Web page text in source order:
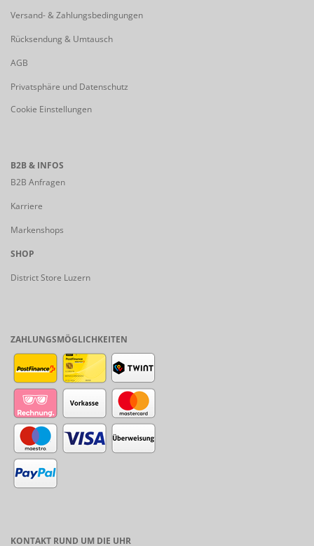
Versand- & Zahlungsbedingungen
Rücksendung & Umtausch
AGB
Privatsphäre und Datenschutz
Cookie Einstellungen
B2B & INFOS
B2B Anfragen
Karriere
Markenshops
SHOP
District Store Luzern
ZAHLUNGSMÖGLICHKEITEN
KONTAKT RUND UM DIE UHR